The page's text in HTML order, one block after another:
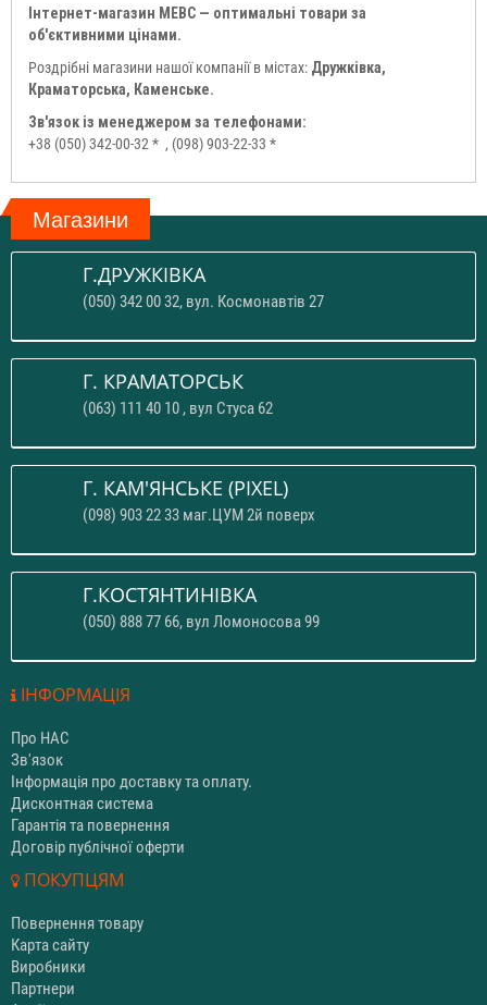
Інтернет-магазин МЕВС — оптимальні товари за
об'єктивними цінами.
Роздрібні магазини нашої компанії в містах: Дружківка,
Краматорська, Каменське.
Зв'язок із менеджером за телефонами:
+38 (050) 342-00-32 * , (098) 903-22-33 *
Магазини
Г.ДРУЖКІВКА
(050) 342 00 32, вул. Космонавтів 27
Г. КРАМАТОРСЬК
(063) 111 40 10 , вул Стуса 62
Г. КАМ'ЯНСЬКЕ (PIXEL)
(098) 903 22 33 маг.ЦУМ 2й поверх
Г.КОСТЯНТИНІВКА
(050) 888 77 66, вул Ломоносова 99
ІНФОРМАЦІЯ
Про НАС
Зв'язок
Інформація про доставку та оплату.
Дисконтная система
Гарантія та повернення
Договір публічної оферти
ПОКУПЦЯМ
Повернення товару
Карта сайту
Виробники
Партнери